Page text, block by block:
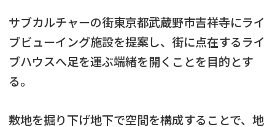
サブカルチャーの街東京都武蔵野市吉祥寺にライ
ブビューイング施設を提案し、街に点在するライ
ブハウスへ足を運ぶ端緒を開くことを目的とす
る。
敷地を掘り下げ地下で空間を構成することで、地